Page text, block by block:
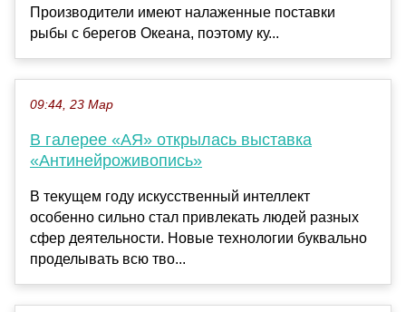
Производители имеют налаженные поставки
рыбы с берегов Океана, поэтому ку...
09:44, 23 Мар
В галерее «АЯ» открылась выставка
«Антинейроживопись»
В текущем году искусственный интеллект
особенно сильно стал привлекать людей разных
сфер деятельности. Новые технологии буквально
проделывать всю тво...